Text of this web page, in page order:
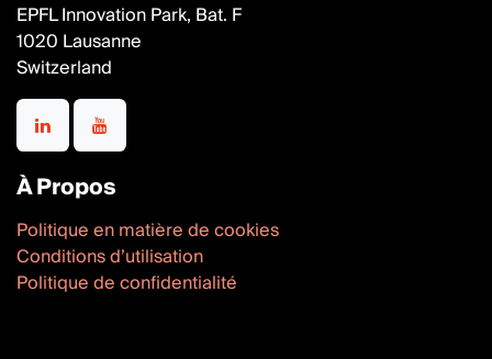
EPFL Innovation Park, Bat. F
1020 Lausanne
Switzerland
À Propos
Politique en matière de cookies
Conditions d’utilisation
Politique de confidentialité